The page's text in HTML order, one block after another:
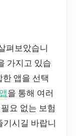
펴보았습니
가지고 있습
앱을 선택
을 통해 여러
요 없는 보험
기시길 바랍니